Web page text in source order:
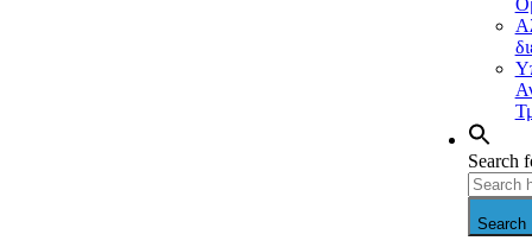
Search
Search